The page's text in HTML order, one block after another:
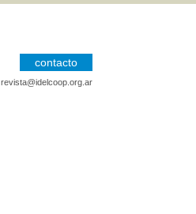
contacto
revista@idelcoop.org.ar